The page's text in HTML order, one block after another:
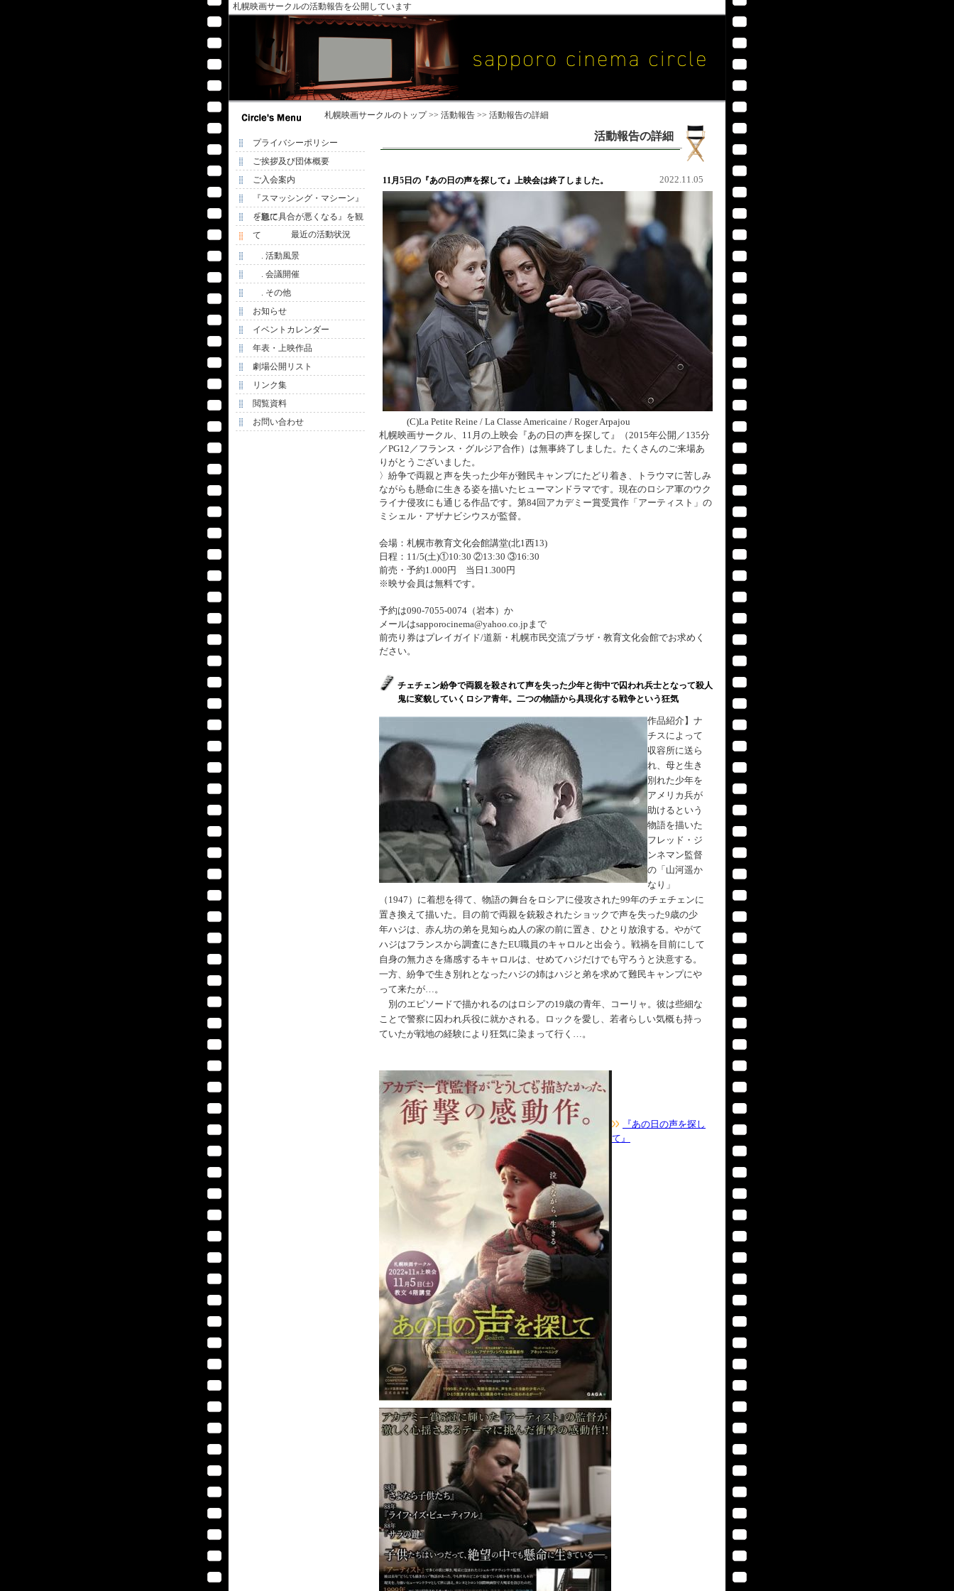
札幌映画サークルの活動報告を公開しています
札幌映画サークルのトップ >> 活動報告 >> 活動報告の詳細
活動報告の詳細
11月5日の『あの日の声を探して』上映会は終了しました。 2022.11.05
(C)La Petite Reine / La Classe Americaine / Roger Arpajou
札幌映画サークル、11月の上映会『あの日の声を探して』（2015年公開／135分
／PG12／フランス・グルジア合作）は無事終了しました。たくさんのご来場あ
りがとうございました。
〉紛争で両親と声を失った少年が難民キャンプにたどり着き、トラウマに苦しみ
ながらも懸命に生きる姿を描いたヒューマンドラマです。現在のロシア軍のウク
ライナ侵攻にも通じる作品です。第84回アカデミー賞受賞作「アーティスト」の
ミシェル・アザナビシウスが監督。
会場：札幌市教育文化会館講堂(北1西13)
日程：11/5(土)①10:30 ②13:30 ③16:30
前売・予約1.000円 当日1.300円
※映サ会員は無料です。
予約は090-7055-0074（岩本）か
メールはsapporocinema@yahoo.co.jpまで
前売り券はプレイガイド/道新・札幌市民交流プラザ・教育文化会館でお求めく
ださい。
チェチェン紛争で両親を殺されて声を失った少年と街中で囚われ兵士となって殺人
鬼に変貌していくロシア青年。二つの物語から具現化する戦争という狂気
作品紹介】ナ
チスによって
収容所に送ら
れ、母と生き
別れた少年を
アメリカ兵が
助けるという
物語を描いた
フレッド・ジ
ンネマン監督
の「山河遥か
なり」
（1947）に着想を得て、物語の舞台をロシアに侵攻された99年のチェチェンに
置き換えて描いた。目の前で両親を銃殺されたショックで声を失った9歳の少
年ハジは、赤ん坊の弟を見知らぬ人の家の前に置き、ひとり放浪する。やがて
ハジはフランスから調査にきたEU職員のキャロルと出会う。戦禍を目前にして
自身の無力さを痛感するキャロルは、せめてハジだけでも守ろうと決意する。
一方、紛争で生き別れとなったハジの姉はハジと弟を求めて難民キャンプにや
って来たが…。
別のエピソードで描かれるのはロシアの19歳の青年、コーリャ。彼は些細な
ことで警察に囚われ兵役に就かされる。ロックを愛し、若者らしい気概も持っ
ていたが戦地の経験により狂気に染まって行く…。
『あの日の声を探し
て』
プライバシーポリシー
ご挨拶及び団体概要
ご入会案内
『スマッシング・マシーン』
を観て
『急に具合が悪くなる』を観
て
最近の活動状況
. 活動風景
. 会議開催
. その他
お知らせ
イベントカレンダー
年表・上映作品
劇場公開リスト
リンク集
閲覧資料
お問い合わせ